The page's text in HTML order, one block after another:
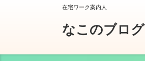
在宅ワーク案内人
なこのブログ